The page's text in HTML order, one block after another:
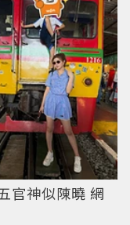
官神似陳曉 網